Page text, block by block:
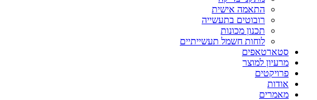
התאמה אישית
רובוטים בתעשייה
תכנון מכונות
לוחות חשמל תעשייתיים
סטארטאפים
מרעיון למוצר
פרויקטים
אודות
מאמרים